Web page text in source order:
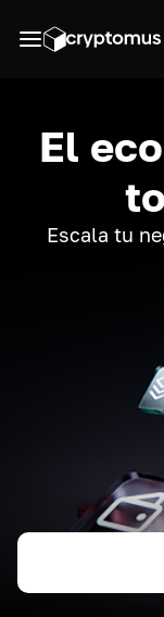
El
Escala tu